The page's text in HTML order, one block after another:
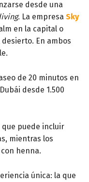
desde una
. La empresa Sky
en la capital o
En ambos
de 20 minutos en
desde 1.500
que puede incluir
mientras los
henna.
única: la que